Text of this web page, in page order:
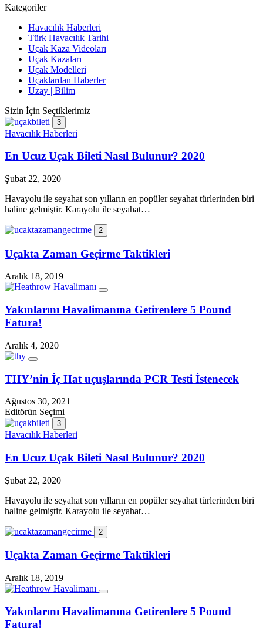
Kategoriler
Havacılık Haberleri
Türk Havacılık Tarihi
Uçak Kaza Videoları
Uçak Kazaları
Uçak Modelleri
Uçaklardan Haberler
Uzay | Bilim
Sizin İçin Seçtiklerimiz
3
Havacılık Haberleri
En Ucuz Uçak Bileti Nasıl Bulunur? 2020
Şubat 22, 2020
Havayolu ile seyahat son yılların en popüler seyahat türlerinden biri
haline gelmiştir. Karayolu ile seyahat…
2
Uçakta Zaman Geçirme Taktikleri
Aralık 18, 2019
Yakınlarını Havalimanına Getirenlere 5 Pound
Fatura!
Aralık 4, 2020
THY’nin İç Hat uçuşlarında PCR Testi İstenecek
Ağustos 30, 2021
Editörün Seçimi
3
Havacılık Haberleri
En Ucuz Uçak Bileti Nasıl Bulunur? 2020
Şubat 22, 2020
Havayolu ile seyahat son yılların en popüler seyahat türlerinden biri
haline gelmiştir. Karayolu ile seyahat…
2
Uçakta Zaman Geçirme Taktikleri
Aralık 18, 2019
Yakınlarını Havalimanına Getirenlere 5 Pound
Fatura!